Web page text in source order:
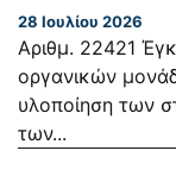
28 Ιουλίου 2026
Αριθμ. 22421
οργανικών
υλοποίηση των
των...